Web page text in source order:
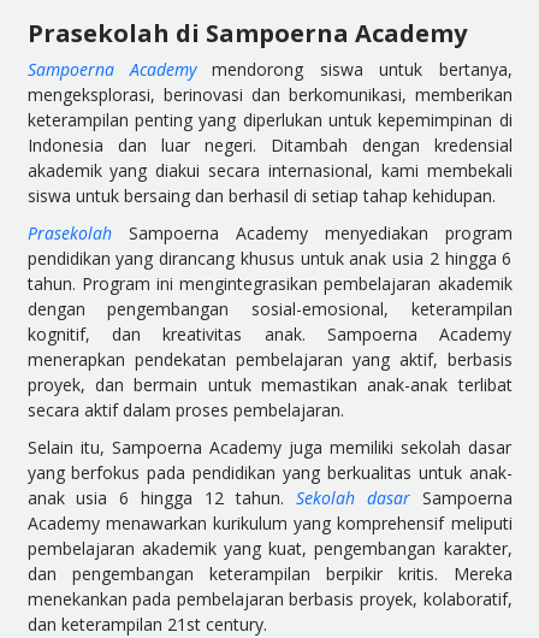
Prasekolah di Sampoerna Academy
Sampoerna Academymendorong siswa untuk bertanya,
mengeksplorasi, berinovasi dan berkomunikasi, memberikan
keterampilan penting yang diperlukan untuk kepemimpinan di
Indonesia dan luar negeri. Ditambah dengan kredensial
akademik yang diakui secara internasional, kami membekali
siswa untuk bersaing dan berhasil di setiap tahap kehidupan.
Prasekolah
Sampoerna Academy menyediakan program
pendidikan yang dirancang khusus untuk anak usia 2 hingga 6
tahun. Program ini mengintegrasikan pembelajaran akademik
dengan pengembangan sosial-emosional, keterampilan
kognitif, dan kreativitas anak. Sampoerna Academy
menerapkan pendekatan pembelajaran yang aktif, berbasis
proyek, dan bermain untuk memastikan anak-anak terlibat
secara aktif dalam proses pembelajaran.
Selain itu, Sampoerna Academy juga memiliki sekolah dasar
yang berfokus pada pendidikan yang berkualitas untuk anak-
anak usia 6 hingga 12 tahun. Sekolah dasarSampoerna
Academy menawarkan kurikulum yang komprehensif meliputi
pembelajaran akademik yang kuat, pengembangan karakter,
dan pengembangan keterampilan berpikir kritis. Mereka
menekankan pada pembelajaran berbasis proyek, kolaboratif,
dan keterampilan 21 stcentury.